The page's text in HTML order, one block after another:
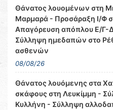
Θάνατος λουομένων στη
Μαρμαρά - Προσάραξη Ι/Φ
Απαγόρευση απόπλου Ε/Γ-
Σύλληψη ημεδαπών στο
ασθενών
08/08/26
Θάνατος λουόμενης στα
σκάφους στη Λευκίμμη -
Κυλλήνη - Σύλληψη